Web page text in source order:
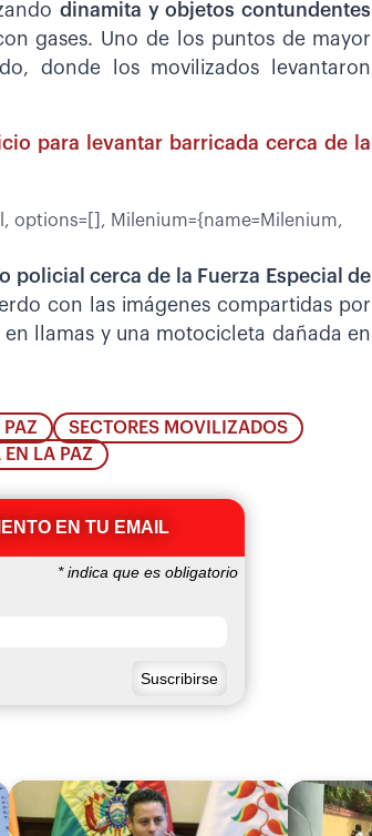
dinamita y objetos contundentes
gases. Uno de los puntos de mayor
donde los movilizados levantaron
para levantar barricada cerca de la
options=[], Milenium={name=Milenium,
policial cerca de la Fuerza Especial de
con las imágenes compartidas por
llamas y una motocicleta dañada en
PAZ
SECTORES MOVILIZADOS
LA PAZ
EN TU EMAIL
*indica que es obligatorio